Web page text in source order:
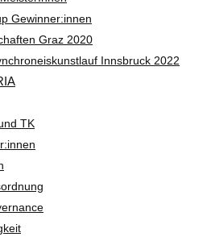
Gewinner:innen
Graz 2020
Innsbruck 2022
TK